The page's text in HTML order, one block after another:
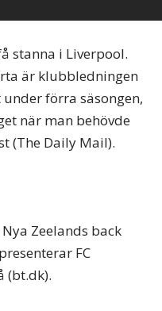
stanna i Liverpool.
är klubbledningen
förra säsongen,
när man behövde
(The Daily Mail).
Zeelands back
FC
(bt.dk).